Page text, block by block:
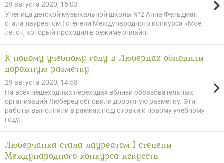
29 августа 2020, 15:03
Ученица детской музыкальной школы №2 Анна Фельдман
стала лауреатом I степени Международного конкурса «Мое
лето», который проходил в режиме онлайн.
К новому учебному году в Люберцах обновили
дорожную разметку
29 августа 2020, 14:58
На всех пешеходных переходах вблизи образовательных
организаций Люберец обновили дорожную разметку. Эти
работы выполнили в рамках подготовки к новому учебному
году.
Люберчанка стала лауреатом I степени
Международного конкурса искусств